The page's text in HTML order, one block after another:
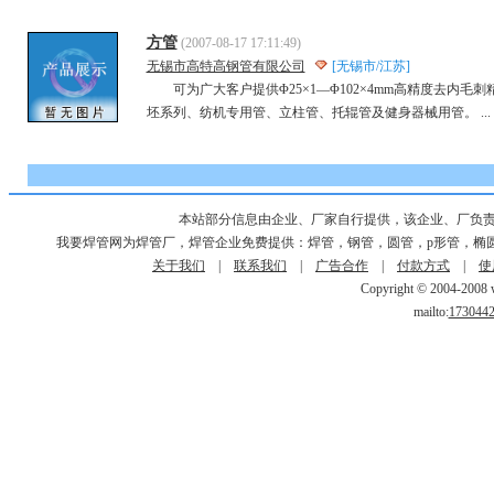
方管 (2007-08-17 17:11:49)
无锡市高特高钢管有限公司
[无锡市/江苏]
可为广大客户提供Φ25×1―Φ102×4mm高精度去内毛刺
坯系列、纺机专用管、立柱管、托辊管及健身器械用管。 ...
本站部分信息由企业、厂家自行提供，该企业、厂负
我要焊管网为焊管厂，焊管企业免费提供：焊管，钢管，圆管，p形管，
关于我们
联系我们 广告合作 付款方式
Copyright © 2004-2008
mailto: